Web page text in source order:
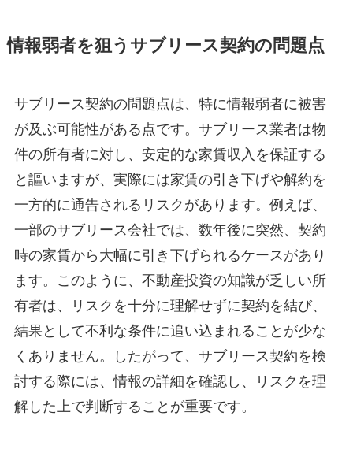
情報弱者を狙うサブリース契約の問題点
サブリース契約の問題点は、特に情報弱者に被害
が及ぶ可能性がある点です。サブリース業者は物
件の所有者に対し、安定的な家賃収入を保証する
と謳いますが、実際には家賃の引き下げや解約を
一方的に通告されるリスクがあります。例えば、
一部のサブリース会社では、数年後に突然、契約
時の家賃から大幅に引き下げられるケースがあり
ます。このように、不動産投資の知識が乏しい所
有者は、リスクを十分に理解せずに契約を結び、
結果として不利な条件に追い込まれることが少な
くありません。したがって、サブリース契約を検
討する際には、情報の詳細を確認し、リスクを理
解した上で判断することが重要です。